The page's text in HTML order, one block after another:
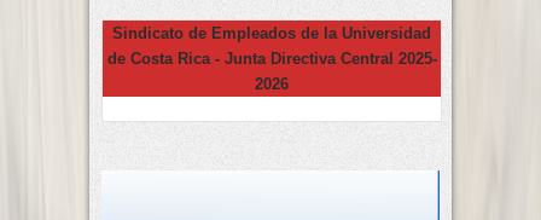
Sindicato de Empleados de la Universidad
de Costa Rica - Junta Directiva Central 2025-
2026